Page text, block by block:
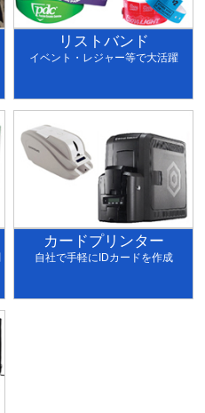
リストバンド
イベント・レジャー等で大活躍
カードプリンター
自社で手軽にIDカードを作成